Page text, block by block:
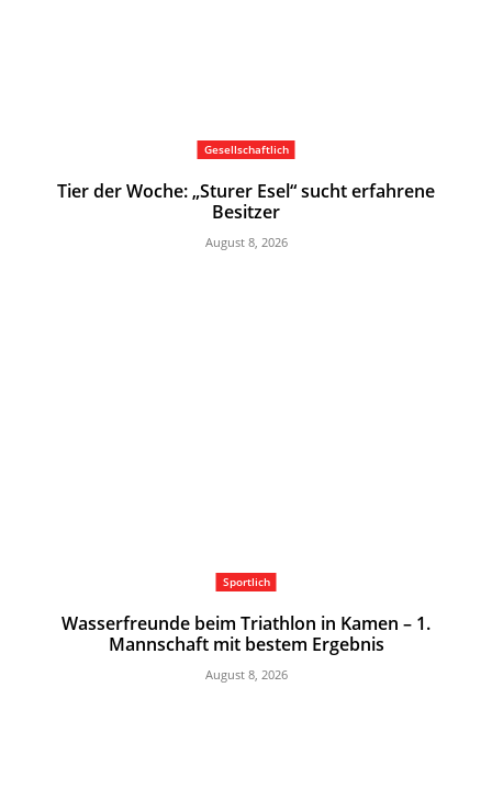
Gesellschaftlich
Tier der Woche: „Sturer Esel“ sucht erfahrene
Besitzer
August 8, 2026
Sportlich
Wasserfreunde beim Triathlon in Kamen – 1.
Mannschaft mit bestem Ergebnis
August 8, 2026